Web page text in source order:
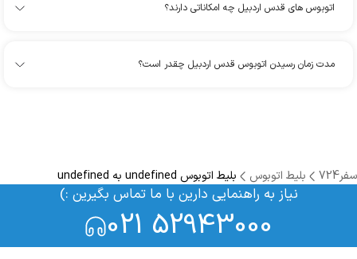
اتوبوس های قدس اردبیل چه امکاناتی دارند؟
مدت زمان رسیدن اتوبوس قدس اردبیل چقدر است؟
سفر724 بلیط اتوبوس بلیط اتوبوس undefined به undefined
نیاز به راهنمایی دارین با ما تماس بگیرین :)
021 52943000